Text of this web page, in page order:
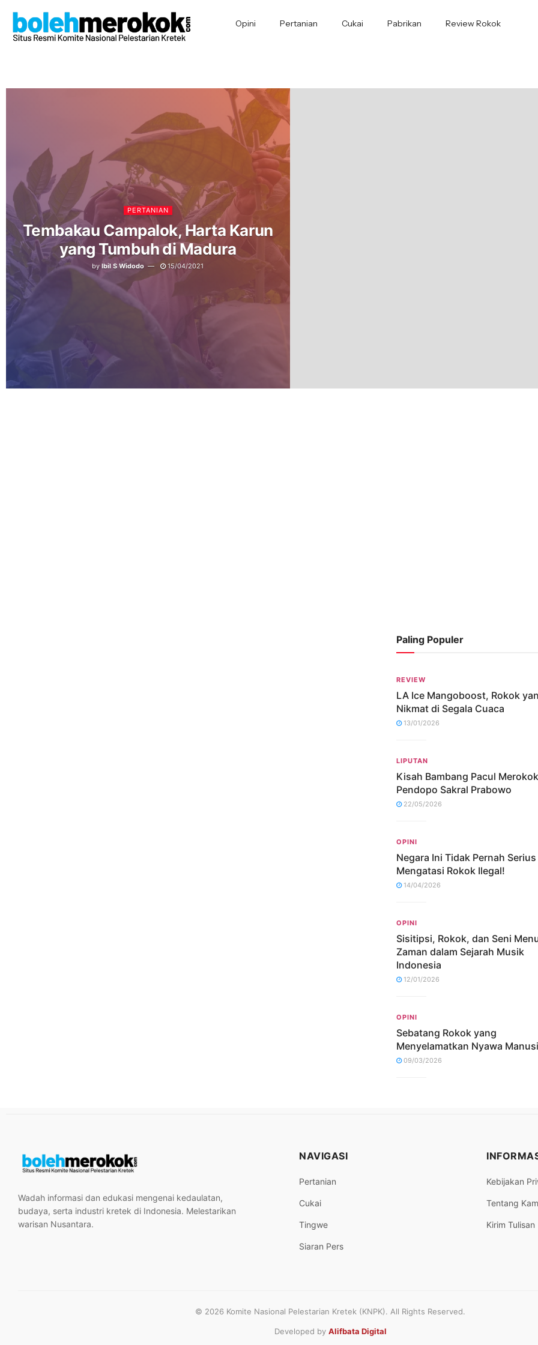
Opini Pertanian Cukai Pabrikan Review Rokok
PERTANIAN
Tembakau Campalok, Harta Karun
yang Tumbuh di Madura
by Ibil S Widodo 15/04/2021
Paling Populer
REVIEW
LA Ice Mangoboost, Rokok
Nikmat di Segala Cuaca
13/01/2026
LIPUTAN
Kisah Bambang Pacul
Pendopo Sakral Prabowo
22/05/2026
OPINI
Negara Ini Tidak Pernah Serius
Mengatasi Rokok Ilegal!
14/04/2026
OPINI
Sisitipsi, Rokok, dan Seni
Zaman dalam Sejarah Musik
Indonesia
12/01/2026
OPINI
Sebatang Rokok yang
Menyelamatkan Nyawa
09/03/2026
Wadah informasi dan edukasi mengenai kedaulatan,
budaya, serta industri kretek di Indonesia. Melestarikan
warisan Nusantara.
NAVIGASI
Pertanian
Cukai
Tingwe
Siaran Pers
Kebijakan
Tentang
Kirim Tulisan
© 2026 Komite Nasional Pelestarian Kretek (KNPK). All Rights Reserved.
Developed by Alifbata Digital